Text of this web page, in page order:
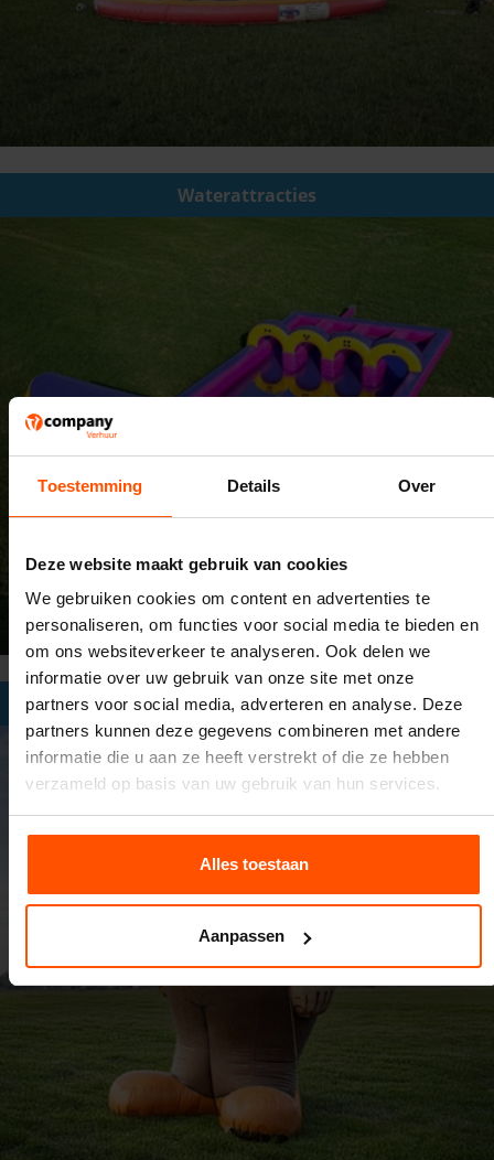
Toestemming Details Over
Deze website maakt gebruik van cookies
We gebruiken cookies om content en advertenties te
personaliseren, om functies voor social media te bieden en
om ons websiteverkeer te analyseren. Ook delen we
informatie over uw gebruik van onze site met onze
partners voor social media, adverteren en analyse. Deze
partners kunnen deze gegevens combineren met andere
informatie die u aan ze heeft verstrekt of die ze hebben
verzameld op basis van uw gebruik van hun services.
Alles toestaan
Aanpassen
Waterattracties
Opblaaspop